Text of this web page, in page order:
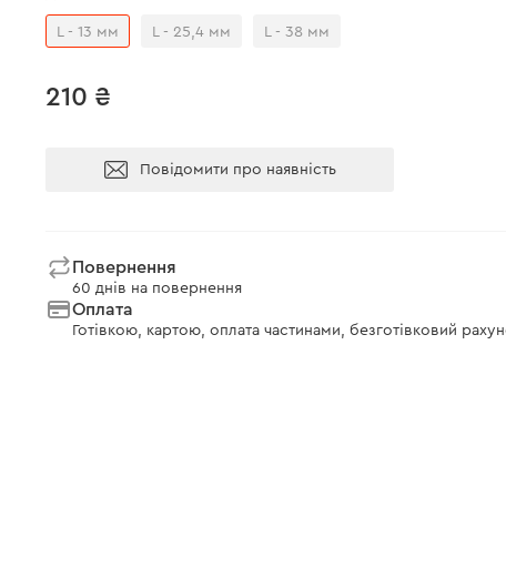
L - 13 мм L - 25,4 мм L - 38 мм
210 ₴
Повідомити про наявність
Повернення
60 днів на повернення
Оплата
Готівкою, картою, оплата частинами, безготівковий